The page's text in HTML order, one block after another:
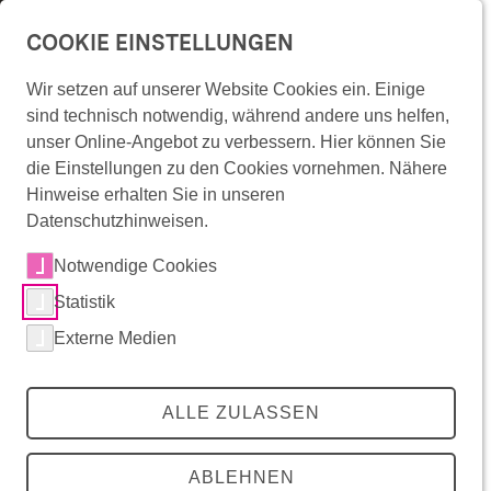
Überspringe Artikel-Bühne
Kontakt
shareTeilen
Teilen via:
Überspringe Textbereich
Initia­tive Rad­KUL­TUR des Minis­te­ri­ums
Wonach suchst Du?
lens
Mitradeln
RadKULTUR-Angebote
Die Initiative
zurück
Mitradeln
RadROUTENPLANER
zurück
RadKULTUR-Angebote
RadKULTUR für AGFK-Kommunen
Buchungsplattform
zurück
Die Initiative
COOKIE EINSTELLUNGEN
Wir setzen auf unserer Website Cookies ein. Einige
sind technisch notwendig, während andere uns helfen,
unser Online-Angebot zu verbessern. Hier können Sie
die Einstellungen zu den Cookies vornehmen. Nähere
Hinweise erhalten Sie in unseren
Datenschutzhinweisen.
Notwendige Cookies
Statistik
Externe Medien
ALLE ZULASSEN
ABLEHNEN